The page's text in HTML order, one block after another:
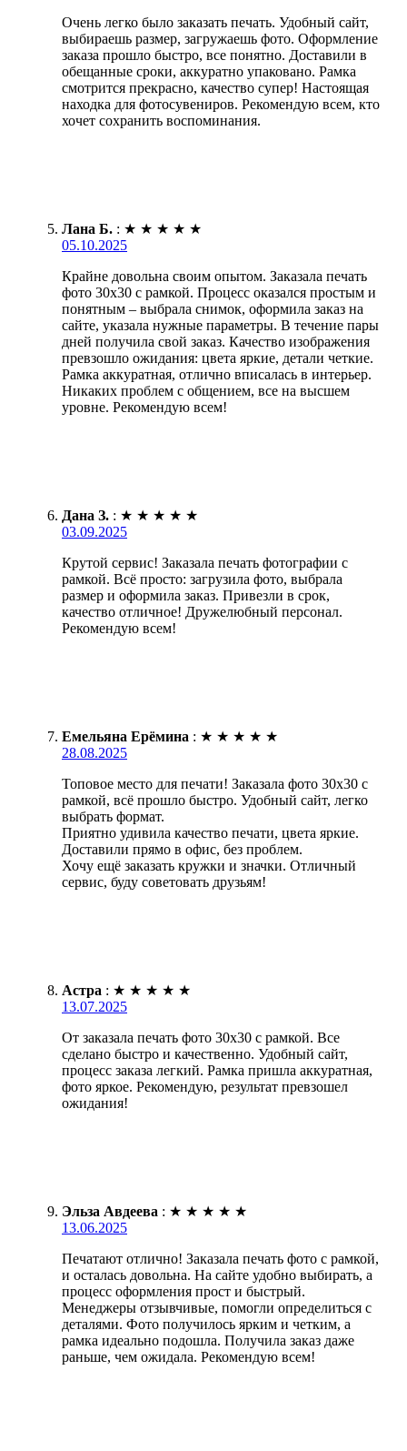
Очень легко было заказать печать. Удобный сайт,
выбираешь размер, загружаешь фото. Оформление
заказа прошло быстро, все понятно. Доставили в
обещанные сроки, аккуратно упаковано. Рамка
смотрится прекрасно, качество супер! Настоящая
находка для фотосувениров. Рекомендую всем, кто
хочет сохранить воспоминания.
Лана Б. : ★ ★ ★ ★ ★
05.10.2025
Крайне довольна своим опытом. Заказала печать
фото 30х30 с рамкой. Процесс оказался простым и
понятным – выбрала снимок, оформила заказ на
сайте, указала нужные параметры. В течение пары
дней получила свой заказ. Качество изображения
превзошло ожидания: цвета яркие, детали четкие.
Рамка аккуратная, отлично вписалась в интерьер.
Никаких проблем с общением, все на высшем
уровне. Рекомендую всем!
Дана З. : ★ ★ ★ ★ ★
03.09.2025
Крутой сервис! Заказала печать фотографии с
рамкой. Всё просто: загрузила фото, выбрала
размер и оформила заказ. Привезли в срок,
качество отличное! Дружелюбный персонал.
Рекомендую всем!
Емельяна Ерёмина : ★ ★ ★ ★ ★
28.08.2025
Топовое место для печати! Заказала фото 30х30 с
рамкой, всё прошло быстро. Удобный сайт, легко
выбрать формат.
Приятно удивила качество печати, цвета яркие.
Доставили прямо в офис, без проблем.
Хочу ещё заказать кружки и значки. Отличный
сервис, буду советовать друзьям!
Астра : ★ ★ ★ ★ ★
13.07.2025
От заказала печать фото 30х30 с рамкой. Все
сделано быстро и качественно. Удобный сайт,
процесс заказа легкий. Рамка пришла аккуратная,
фото яркое. Рекомендую, результат превзошел
ожидания!
Эльза Авдеева : ★ ★ ★ ★ ★
13.06.2025
Печатают отлично! Заказала печать фото с рамкой,
и осталась довольна. На сайте удобно выбирать, а
процесс оформления прост и быстрый.
Менеджеры отзывчивые, помогли определиться с
деталями. Фото получилось ярким и четким, а
рамка идеально подошла. Получила заказ даже
раньше, чем ожидала. Рекомендую всем!